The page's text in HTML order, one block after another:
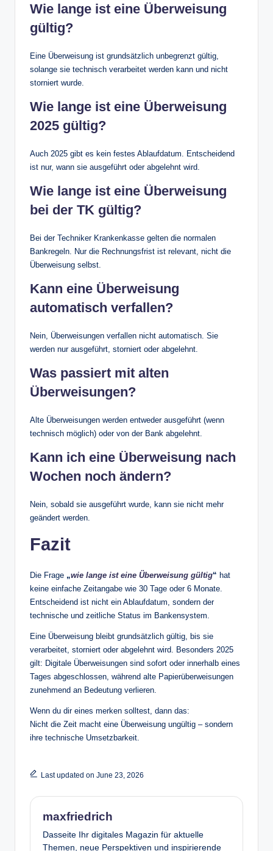
Wie lange ist eine Überweisung
gültig?
Eine Überweisung ist grundsätzlich unbegrenzt gültig,
solange sie technisch verarbeitet werden kann und nicht
storniert wurde.
Wie lange ist eine Überweisung
2025 gültig?
Auch 2025 gibt es kein festes Ablaufdatum. Entscheidend
ist nur, wann sie ausgeführt oder abgelehnt wird.
Wie lange ist eine Überweisung
bei der TK gültig?
Bei der Techniker Krankenkasse gelten die normalen
Bankregeln. Nur die Rechnungsfrist ist relevant, nicht die
Überweisung selbst.
Kann eine Überweisung
automatisch verfallen?
Nein, Überweisungen verfallen nicht automatisch. Sie
werden nur ausgeführt, storniert oder abgelehnt.
Was passiert mit alten
Überweisungen?
Alte Überweisungen werden entweder ausgeführt (wenn
technisch möglich) oder von der Bank abgelehnt.
Kann ich eine Überweisung nach
Wochen noch ändern?
Nein, sobald sie ausgeführt wurde, kann sie nicht mehr
geändert werden.
Fazit
Die Frage „wie lange ist eine Überweisung gültig“ hat
keine einfache Zeitangabe wie 30 Tage oder 6 Monate.
Entscheidend ist nicht ein Ablaufdatum, sondern der
technische und zeitliche Status im Bankensystem.
Eine Überweisung bleibt grundsätzlich gültig, bis sie
verarbeitet, storniert oder abgelehnt wird. Besonders 2025
gilt: Digitale Überweisungen sind sofort oder innerhalb eines
Tages abgeschlossen, während alte Papierüberweisungen
zunehmend an Bedeutung verlieren.
Wenn du dir eines merken solltest, dann das:
Nicht die Zeit macht eine Überweisung ungültig – sondern
ihre technische Umsetzbarkeit.
Last updated on June 23, 2026
maxfriedrich
Dasseite Ihr digitales Magazin für aktuelle
Themen, neue Perspektiven und inspirierende